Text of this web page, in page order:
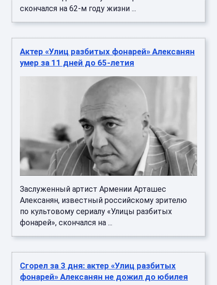
скончался на 62-м году жизни ...
Актер «Улиц разбитых фонарей» Алексанян
умер за 11 дней до 65-летия
Заслуженный артист Армении Арташес
Алексанян, известный российскому зрителю
по культовому сериалу «Улицы разбитых
фонарей», скончался на ...
Сгорел за 3 дня: актер «Улиц разбитых
фонарей» Алексанян не дожил до юбилея